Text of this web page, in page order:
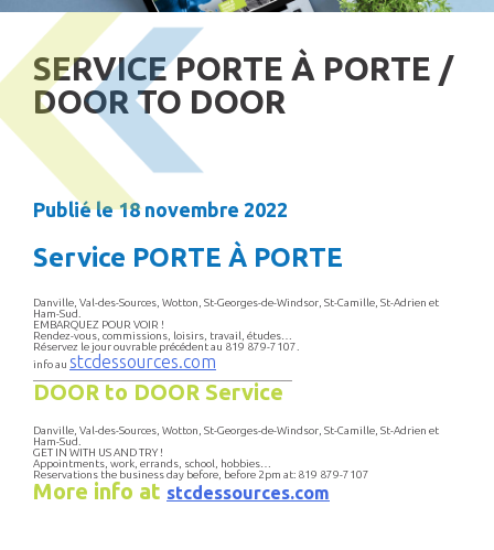
SERVICE PORTE À PORTE /
DOOR TO DOOR
Publié le 18 novembre 2022
Service PORTE À PORTE
Danville, Val-des-Sources, Wotton, St-Georges-de-Windsor, St-Camille, St-Adrien et
Ham-Sud.
EMBARQUEZ POUR VOIR !
Rendez-vous, commissions, loisirs, travail, études…
Réservez le jour ouvrable précédent au 819 879-7107.
info au stcdessources.com
DOOR to DOOR Service
Danville, Val-des-Sources, Wotton, St-Georges-de-Windsor, St-Camille, St-Adrien et
Ham-Sud.
GET IN WITH US AND TRY !
Appointments, work, errands, school, hobbies…
Reservations the business day before, before 2pm at: 819 879-7107
More info at stcdessources.com